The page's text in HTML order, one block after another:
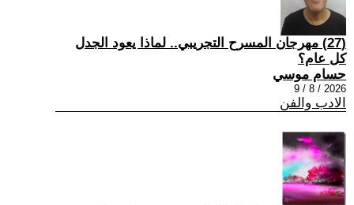
(27) مهرجان المسرح التجريبي.. لماذا يعود الجدل
كل عام؟
حسام موسي
2026 / 8 / 9
الادب والفن